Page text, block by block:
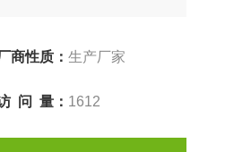
10μm/像素，灵敏度和分辨
商性质：生产厂家
问 量： 1612